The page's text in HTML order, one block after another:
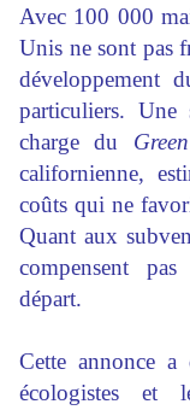
Avec 100 000
Unis ne sont pas
développement
particuliers.
charge du
californienne,
coûts qui ne
Quant aux
compensent pas
départ.
Cette annonce
écologistes et